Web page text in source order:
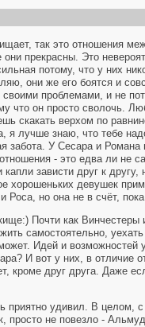
так это отношения
прекрасны. Это
потому, что у них
они же его боятся и
проблемами, и не
что он просто сволочь.
скакать верхом по
я лучше знаю, что тебе
забота. У Сесара и Романа
- это едва ли не
зависти друг к другу,
хорошеньких девушек
Роса, но она не в счёт,
Почти как Винчестеры
самостоятельно,
Идей и возможностей
И вот у них, в отличие
кроме друг друга. Даже
приятно удивил. В целом,
просто не повезло -